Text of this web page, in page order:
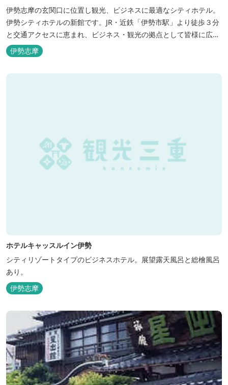
伊勢志摩の玄関口に位置し観光、ビジネスに最適なシティホテル。
伊勢シティホテルの新館です。JR・近鉄「伊勢市駅」より徒歩３分
と交通アクセスに恵まれ、ビジネス・観光の拠点として皆様に広く
ご利用いただいております。１階には、しゃぶしゃぶと日本料理の
「伊勢みやび」があります。
伊勢志摩
ホテルキャッスルイン伊勢
シティリゾートタイプのビジネスホテル。展望露天風呂と総檜風呂
あり。
伊勢志摩